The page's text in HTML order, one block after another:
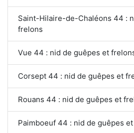
Saint-Hilaire-de-Chaléons 44 :
frelons
Vue 44 : nid de guêpes et
Corsept 44 : nid de guêpes et
Rouans 44 : nid de guêpes et
Paimboeuf 44 : nid de guêpes